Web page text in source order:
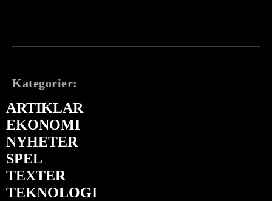
Kategorier:
ARTIKLAR
EKONOMI
NYHETER
SPEL
TEXTER
TEKNOLOGI